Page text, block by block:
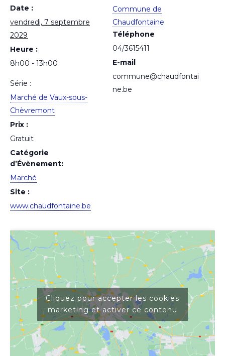
Date :
vendredi, 7 septembre
2029
Heure :
8h00 - 13h00
Série :
Marché de Vaux-sous-
Chèvremont
Prix :
Gratuit
Catégorie
d’Évènement:
Marché
Site :
www.chaudfontaine.be
Commune de
Chaudfontaine
Téléphone
04/3615411
E-mail
commune@chaudfontai
ne.be
Cliquez pour accepter les cookies
marketing et activer ce contenu